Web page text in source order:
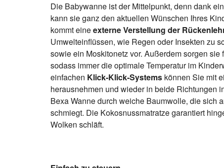
Die Babywanne ist der Mittelpunkt, denn dank
kann sie ganz den aktuellen Wünschen Ihres
kommt eineexterne Verstellung der
Umwelteinflüssen, wie Regen oder Insekten zu
sowie ein Moskitonetz vor. Außerdem sorgen
sodass immer die optimale Temperatur im
einfachen Klick-Klick-Systems können Sie mit
herausnehmen und wieder in beide Richtungen
Bexa Wanne durch weiche Baumwolle, die sich
schmiegt. Die Kokosnussmatratze garantiert
Wolken schläft.